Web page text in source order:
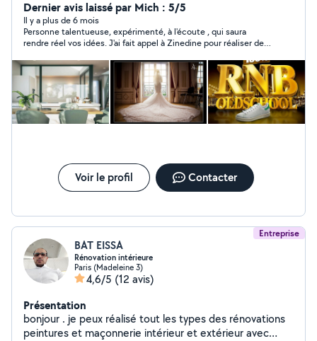
souhaiteraient refaire la déco de leur lieux de vie. Je
réalise aussi des photos de mariages, ou studio avec
retouche photo et album photo fournis. Je peut
également mettre mon matériel photo en location pour
certains besoins
Dernier avis laissé par Mich : 5/5
Il y a plus de 6 mois
Personne talentueuse, expérimenté, à l'écoute , qui saura
rendre réel vos idées. J'ai fait appel à Zinedine pour réaliser des
recommande sans hésitation.??.
Voir le profil Contacter
Entreprise
BAT EISSA
Rénovation intérieure
Paris (Madeleine 3)
4,6/5 (12 avis)
Présentation
bonjour . je peux réalisé tout les types des rénovations
peintures et maçonnerie intérieur et extérieur avec